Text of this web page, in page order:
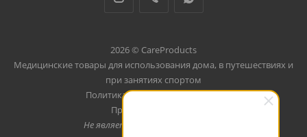
2026 © CareProducts
Медицинские товары для использования дома, в путешествиях и
при занятиях спортом
Политика конфеденциальности
Продвижение сайта
Не является публичной офертой